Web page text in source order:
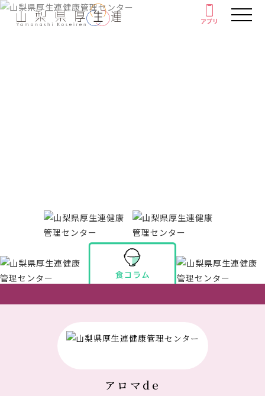
アプリ
アプリ
健康情報
厚生連について
新型コロナウイルス対策
アロマde